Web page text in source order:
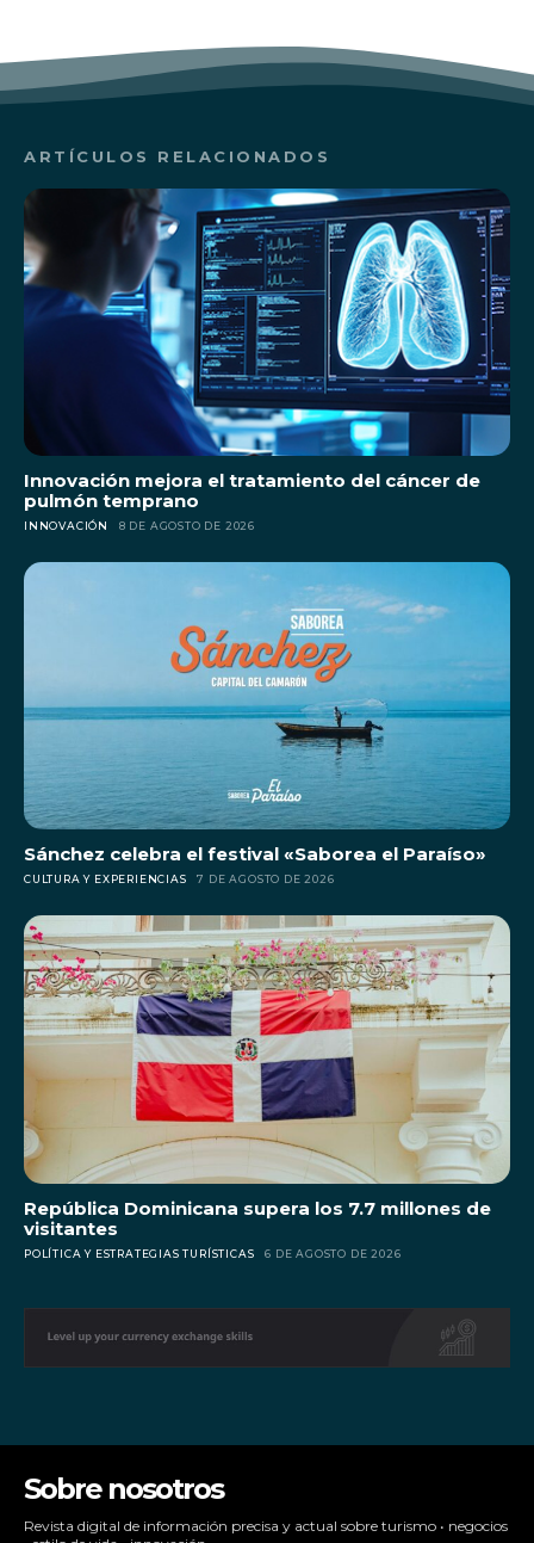
ARTÍCULOS RELACIONADOS
Innovación mejora el tratamiento del cáncer de
pulmón temprano
INNOVACIÓN 8 DE AGOSTO DE 2026
Sánchez celebra el festival «Saborea el Paraíso»
CULTURA Y EXPERIENCIAS 7 DE AGOSTO DE 2026
República Dominicana supera los 7.7 millones de
visitantes
POLÍTICA Y ESTRATEGIAS TURÍSTICAS 6 DE AGOSTO DE 2026
Sobre nosotros
Revista digital de información precisa y actual sobre turismo • negocios